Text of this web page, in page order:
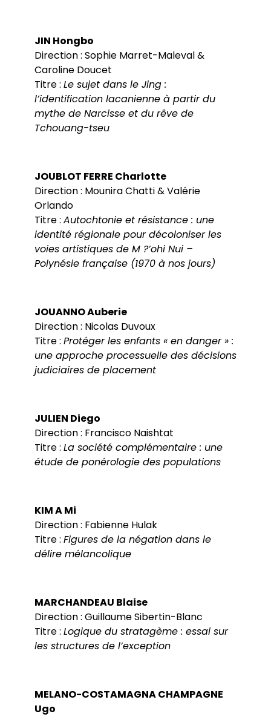
JIN Hongbo
Direction : Sophie Marret-Maleval &
Caroline Doucet
Titre : Le sujet dans le Jing :
l’identification lacanienne à partir du
mythe de Narcisse et du rêve de
Tchouang-tseu
JOUBLOT FERRE Charlotte
Direction : Mounira Chatti & Valérie
Orlando
Titre : Autochtonie et résistance : une
identité régionale pour décoloniser les
voies artistiques de M ?’ohi Nui –
Polynésie française (1970 à nos jours)
JOUANNO Auberie
Direction : Nicolas Duvoux
Titre : Protéger les enfants « en danger » :
une approche processuelle des décisions
judiciaires de placement
JULIEN Diego
Direction : Francisco Naishtat
Titre : La société complémentaire : une
étude de ponérologie des populations
KIM A Mi
Direction : Fabienne Hulak
Titre : Figures de la négation dans le
délire mélancolique
MARCHANDEAU Blaise
Direction : Guillaume Sibertin-Blanc
Titre : Logique du stratagème : essai sur
les structures de l’exception
MELANO-COSTAMAGNA CHAMPAGNE
Ugo